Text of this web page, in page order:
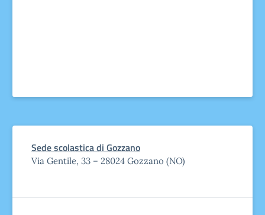
Sede scolastica di Gozzano
Via Gentile, 33 – 28024 Gozzano (NO)